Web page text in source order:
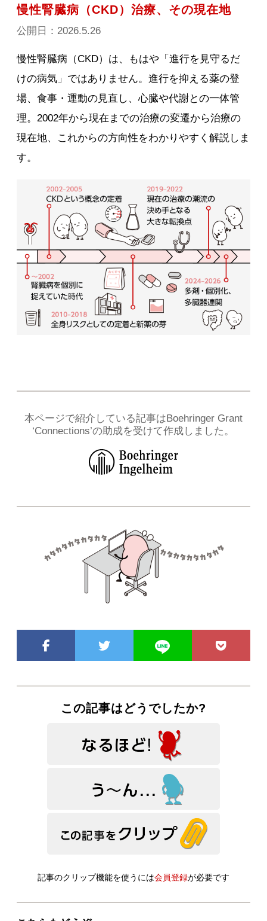
慢性腎臓病（CKD）治療、その現在地
公開日：2026.5.26
慢性腎臓病（CKD）は、もはや「進行を見守るだ
けの病気」ではありません。進行を抑える薬の登
場、食事・運動の見直し、心臓や代謝との一体管
理。2002年から現在までの治療の変遷から治療の
現在地、これからの方向性をわかりやすく解説しま
す。
本ページで紹介している記事はBoehringer Grant
‘Connections’の助成を受けて作成しました。
この記事はどうでしたか?
記事のクリップ機能を使うには会員登録が必要です